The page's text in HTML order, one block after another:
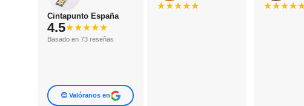
Cintapunto España
4.5★★★★★
Basado en 73 reseñas
😊 Valóranos en
★★★★★ ★★★★